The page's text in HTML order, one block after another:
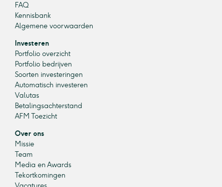
FAQ
Kennisbank
Algemene voorwaarden
Investeren
Portfolio overzicht
Portfolio bedrijven
Soorten investeringen
Automatisch investeren
Valutas
Betalingsachterstand
AFM Toezicht
Over ons
Missie
Team
Media en Awards
Tekortkomingen